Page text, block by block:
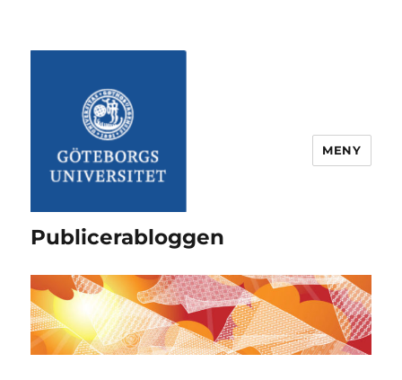
Publicerabloggen
MENY